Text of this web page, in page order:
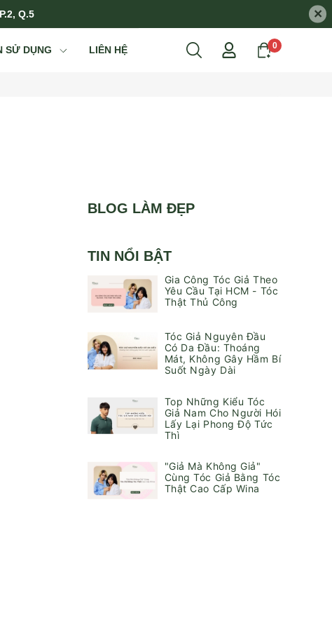
Q.5 ×
SỬ DỤNG LIÊN HỆ 0
BLOG LÀM ĐẸP
TIN NỔI BẬT
Gia Công Tóc Giả Theo
Yêu Cầu Tại HCM - Tóc
Thật Thủ Công
Tóc Giả Nguyên Đầu
Có Da Đầu: Thoáng
Mát, Không Gây Hầm Bí
Suốt Ngày Dài
Top Những Kiểu Tóc
Giả Nam Cho Người Hói
Lấy Lại Phong Độ Tức
Thì
"Giả Mà Không Giả"
Cùng Tóc Giả Bằng Tóc
Thật Cao Cấp Wina